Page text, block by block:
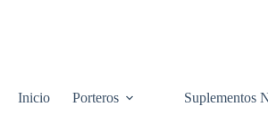
Inicio Porteros Suplementos